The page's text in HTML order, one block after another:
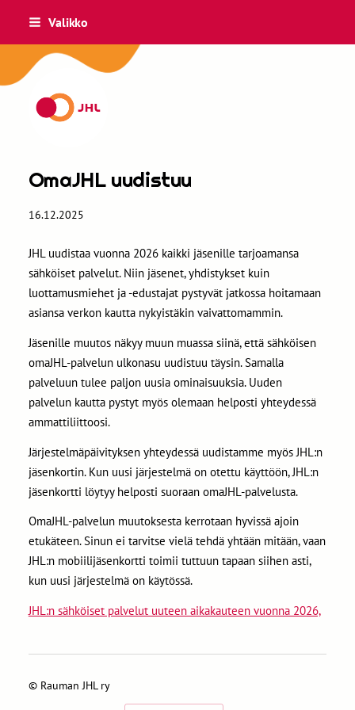
Siirry
sisältöön
Valikko
minnantesti
OmaJHL uudistuu
16.12.2025
JHL uudistaa vuonna 2026 kaikki jäsenille tarjoamansa
sähköiset palvelut. Niin jäsenet, yhdistykset kuin
luottamusmiehet ja -edustajat pystyvät jatkossa hoitamaan
asiansa verkon kautta nykyistäkin vaivattomammin.
Jäsenille muutos näkyy muun muassa siinä, että sähköisen
omaJHL-palvelun ulkonasu uudistuu täysin. Samalla
palveluun tulee paljon uusia ominaisuuksia. Uuden
palvelun kautta pystyt myös olemaan helposti yhteydessä
ammattiliittoosi.
Järjestelmäpäivityksen yhteydessä uudistamme myös JHL:n
jäsenkortin. Kun uusi järjestelmä on otettu käyttöön, JHL:n
jäsenkortti löytyy helposti suoraan omaJHL-palvelusta.
OmaJHL-palvelun muutoksesta kerrotaan hyvissä ajoin
etukäteen. Sinun ei tarvitse vielä tehdä yhtään mitään, vaan
JHL:n mobiilijäsenkortti toimii tuttuun tapaan siihen asti,
kun uusi järjestelmä on käytössä.
JHL:n sähköiset palvelut uuteen aikakauteen vuonna 2026,
© Rauman JHL ry